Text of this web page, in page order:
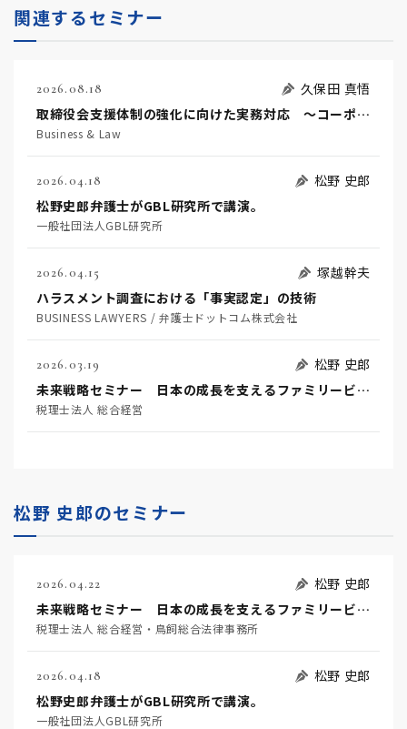
関連するセミナー
2026.08.18
久保田 真悟
取締役会支援体制の強化に向けた実務対応 ～コーポレートガバナンス・コードを踏まえた支援機能の高度化に向けて～
Business & Law
2026.04.18
松野 史郎
松野史郎弁護士がGBL研究所で講演。
一般社団法人GBL研究所
2026.04.15
塚越幹夫
ハラスメント調査における「事実認定」の技術
BUSINESS LAWYERS / 弁護士ドットコム株式会社
2026.03.19
松野 史郎
未来戦略セミナー 日本の成長を支えるファミリービジネス
税理士法人 総合経営
松野 史郎のセミナー
2026.04.22
松野 史郎
未来戦略セミナー 日本の成長を支えるファミリービジネス
税理士法人 総合経営・鳥飼総合法律事務所
2026.04.18
松野 史郎
松野史郎弁護士がGBL研究所で講演。
一般社団法人GBL研究所